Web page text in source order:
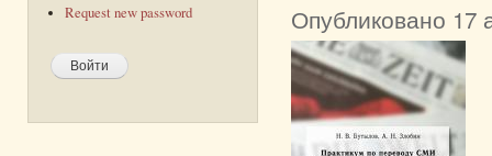
Request new password Опубликовано 17